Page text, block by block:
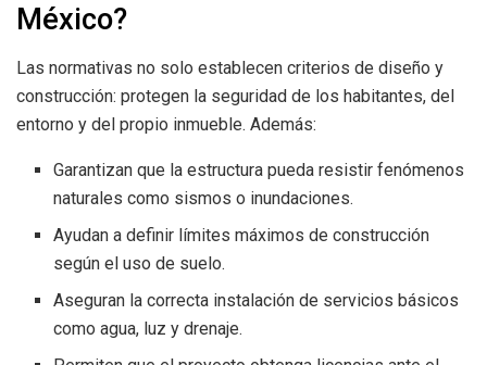
México?
Las normativas no solo establecen criterios de diseño y
construcción: protegen la seguridad de los habitantes, del
entorno y del propio inmueble. Además:
Garantizan que la estructura pueda resistir fenómenos
naturales como sismos o inundaciones.
Ayudan a definir límites máximos de construcción
según el uso de suelo.
Aseguran la correcta instalación de servicios básicos
como agua, luz y drenaje.